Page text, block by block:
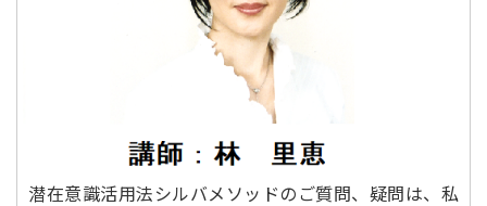
潜在意識活用法シルバメソッドのご質問、疑問は、私